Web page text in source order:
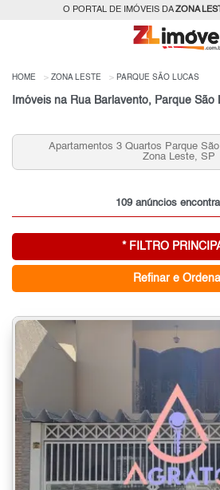
O PORTAL DE IMÓVEIS DAZONA
HOME ZONA LESTE PARQUE SÃO LUCAS
Apartamentos 3 Quartos Parque
Zona Leste, SP
109 anúncios
* FILTRO
Refinar e